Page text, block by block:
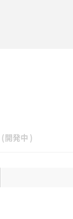
(開発中 )